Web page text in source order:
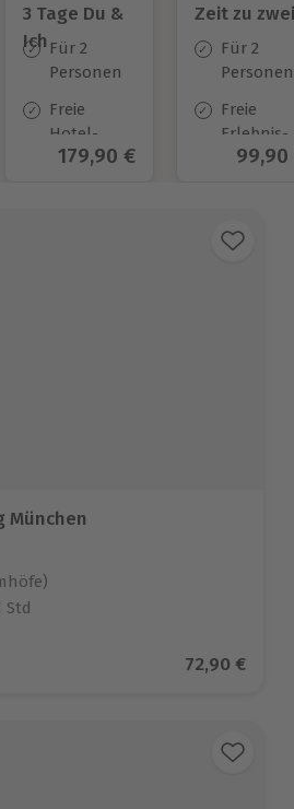
3 Tage Du &
Ich Für 2
Personen
Freie
Hotel-
Auswahl
Aktueller Preis
179,90 €
Zeit zu
Für 2
Personen
Freie
Erlebnis-
Auswahl
99,90
München
Std
auf 1 BewertungenAktueller
72,90 €